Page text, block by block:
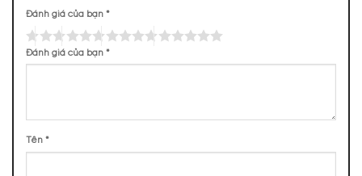
Đánh giá của bạn *
Đánh giá của bạn *
Tên *